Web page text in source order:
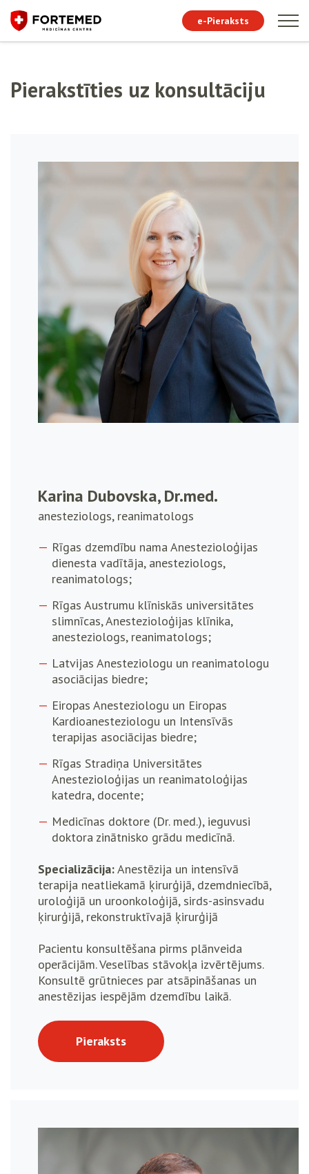
e-Pieraksts
Pierakstīties uz konsultāciju
Karina Dubovska, Dr.med.
anesteziologs, reanimatologs
Rīgas dzemdību nama Anestezioloģijas
dienesta vadītāja, anesteziologs,
reanimatologs;
Rīgas Austrumu klīniskās universitātes
slimnīcas, Anestezioloģijas klīnika,
anesteziologs, reanimatologs;
Latvijas Anesteziologu un reanimatologu
asociācijas biedre;
Eiropas Anesteziologu un Eiropas
Kardioanesteziologu un Intensīvās
terapijas asociācijas biedre;
Rīgas Stradiņa Universitātes
Anestezioloģijas un reanimatoloģijas
katedra, docente;
Medicīnas doktore (Dr. med.), ieguvusi
doktora zinātnisko grādu medicīnā.
Specializācija:Anestēzija un intensīvā
terapija neatliekamā ķirurģijā, dzemdniecībā,
uroloģijā un uroonkoloģijā, sirds-asinsvadu
ķirurģijā, rekonstruktīvajā ķirurģijā
Pacientu konsultēšana pirms plānveida
operācijām. Veselības stāvokļa izvērtējums.
Konsultē grūtnieces par atsāpināšanas un
anestēzijas iespējām dzemdību laikā.
Pieraksts